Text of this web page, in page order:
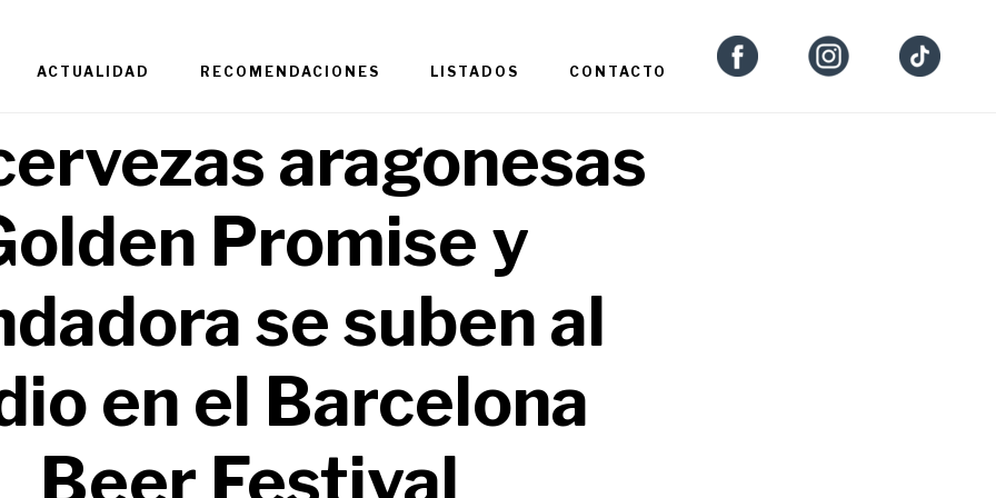
ACTUALIDAD RECOMENDACIONES LISTADOS CONTACTO
aragonesas
Promise y
se suben al
en el Barcelona